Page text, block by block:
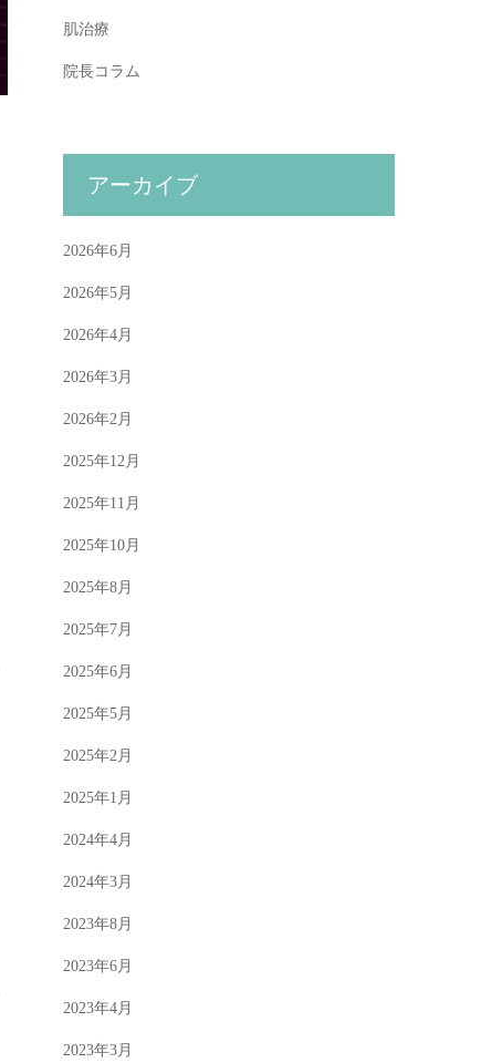
肌治療
院長コラム
アーカイブ
2026年6月
2026年5月
2026年4月
2026年3月
2026年2月
2025年12月
2025年11月
2025年10月
2025年8月
2025年7月
2025年6月
2025年5月
2025年2月
2025年1月
2024年4月
2024年3月
2023年8月
2023年6月
2023年4月
2023年3月